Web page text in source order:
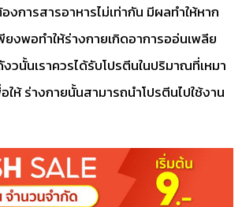
งการสารอาหารไม่เท่ากัน มีผลทำให้หาก
ยงพอทำให้ร่างกายเกิดอาการออ่นเพลีย
วนั้นเราควรได้รับโปรตีนในปริมาณที่เหมา
ห้ ร่างกายนั้นสามารถนำโปรตีนไปใช้งาน